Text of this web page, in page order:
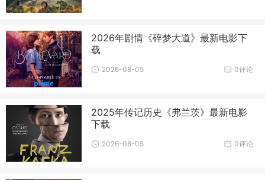
2026年剧情《碎梦大道》最新电影下
载
0评论
2026-08-05
2025年传记历史《弗兰茨》最新电影
下载
0评论
2026-08-05